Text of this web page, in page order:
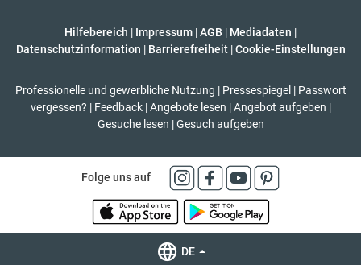
Hilfebereich | Impressum |AGB | Mediadaten |
Datenschutzinformation | Barrierefreiheit | Cookie-Einstellungen
Professionelle und gewerbliche Nutzung | Pressespiegel | Passwort
vergessen? | Feedback | Angebote lesen | Angebot aufgeben |
Gesuche lesen | Gesuch aufgeben
Folge uns auf
DE